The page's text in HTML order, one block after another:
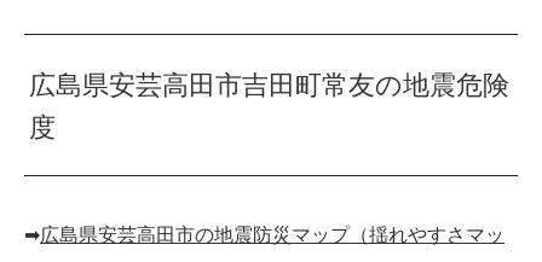
広島県安芸高田市吉田町常友の地震危険
度
➡︎広島県安芸高田市の地震防災マップ（揺れやすさマッ